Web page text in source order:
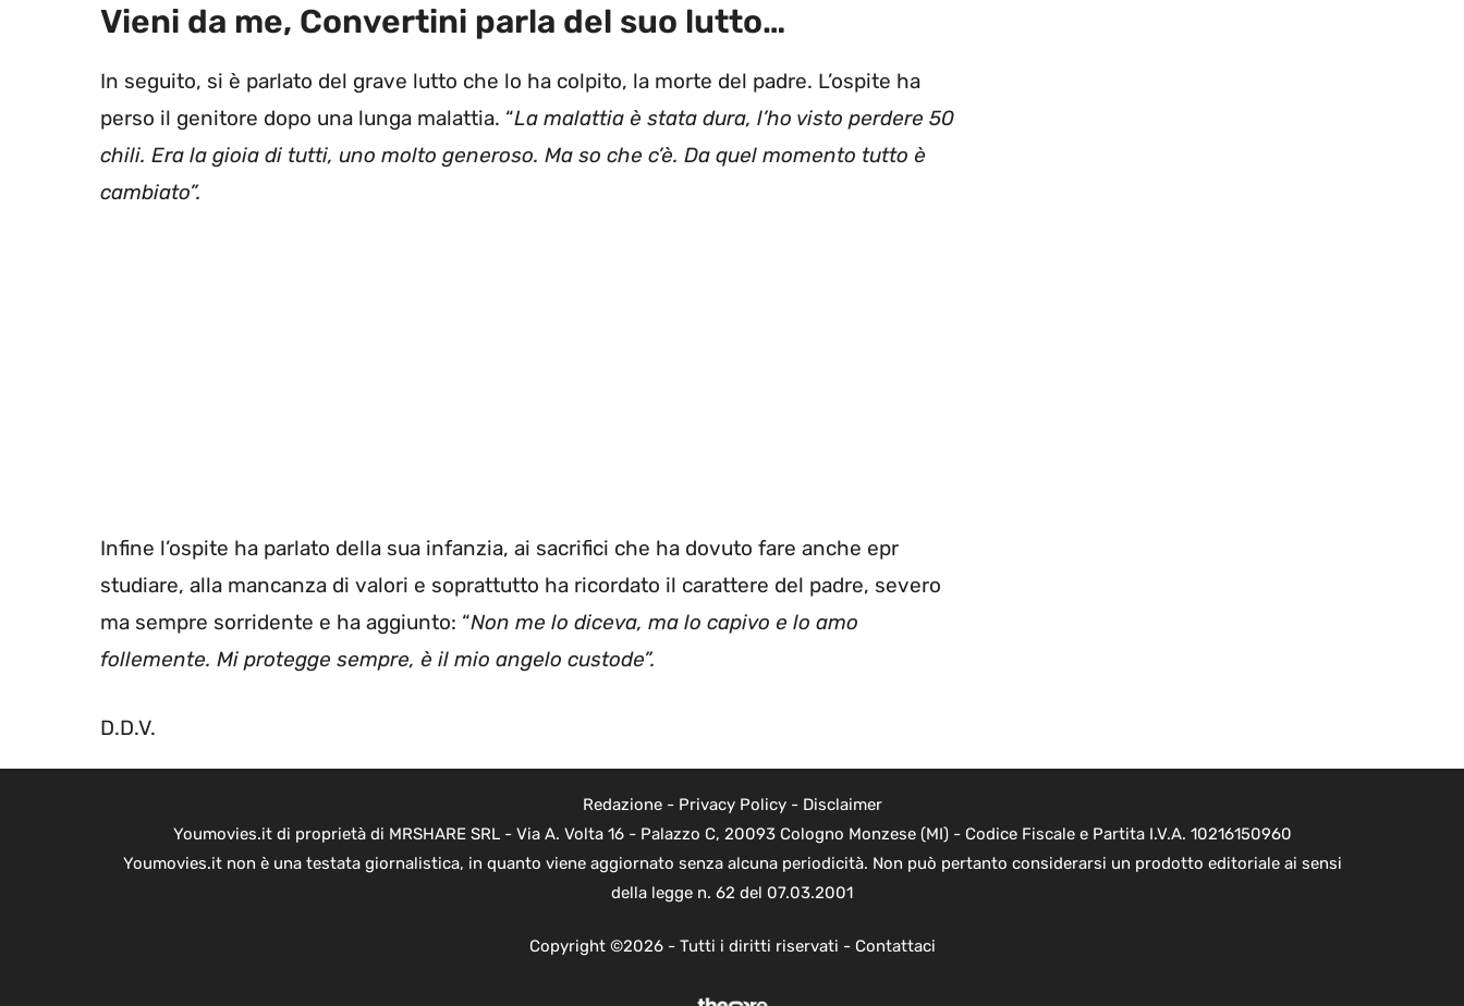
Vieni da me, Convertini parla del suo lutto…
In seguito, si è parlato del grave lutto che lo ha colpito, la morte del padre. L’ospite ha
perso il genitore dopo una lunga malattia. “La malattia è stata dura, l’ho visto perdere 50
chili. Era la gioia di tutti, uno molto generoso. Ma so che c’è. Da quel momento tutto è
cambiato”.
Infine l’ospite ha parlato della sua infanzia, ai sacrifici che ha dovuto fare anche epr
studiare, alla mancanza di valori e soprattutto ha ricordato il carattere del padre, severo
ma sempre sorridente e ha aggiunto: “Non me lo diceva, ma lo capivo e lo amo
follemente. Mi protegge sempre, è il mio angelo custode”.
D.D.V.
Redazione- Privacy Policy- Disclaimer
Youmovies.it di proprietà di MRSHARE SRL - Via A. Volta 16 - Palazzo C, 20093 Cologno Monzese (MI) - Codice Fiscale e Partita I.V.A. 10216150960
Youmovies.it non è una testata giornalistica, in quanto viene aggiornato senza alcuna periodicità. Non può pertanto considerarsi un prodotto editoriale ai sensi
della legge n. 62 del 07.03.2001
Copyright ©2026 - Tutti i diritti riservati - Contattaci